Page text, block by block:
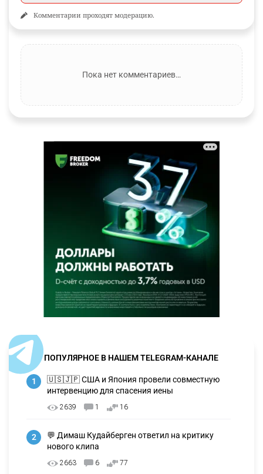
Комментарии проходят модерацию.
Пока нет комментариев…
ПОПУЛЯРНОЕ В НАШЕМ TELEGRAM-КАНАЛЕ
1
🇺🇸🇯🇵 США и Япония провели совместную
интервенцию для спасения иены
2639 1 16
2
💬 Димаш Кудайберген ответил на критику
нового клипа
2663 6 77